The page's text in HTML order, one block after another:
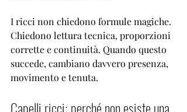
I ricci non chiedono formule magiche.
Chiedono lettura tecnica, proporzioni
corrette e continuità. Quando questo
succede, cambiano davvero presenza,
movimento e tenuta.